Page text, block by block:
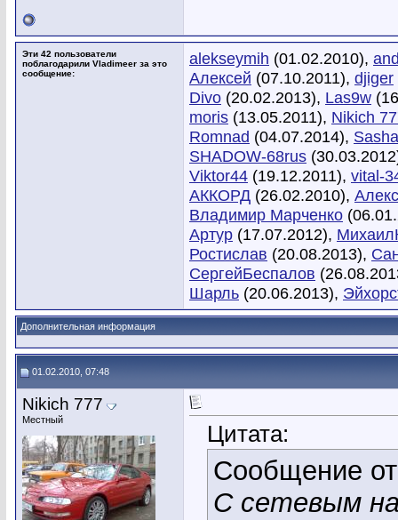
Эти 42 пользователи
поблагодарили Vladimeer за это
сообщение:
alekseymih (01.02.2010),
Алексей (07.10.2011), djiger
Divo (20.02.2013), Las9w
moris (13.05.2011), Nikich
Romnad (04.07.2014),
SHADOW-68rus
Viktor44 (19.12.2011), vital-
АККОРД (26.02.2010),
Владимир Марченко
Артур (17.07.2012),
Ростислав (20.08.2013),
СергейБеспалов
Шарль (20.06.2013),
Дополнительная информация
01.02.2010, 07:48
Nikich 777
Местный
Цитата:
Сообщение
С сетевым